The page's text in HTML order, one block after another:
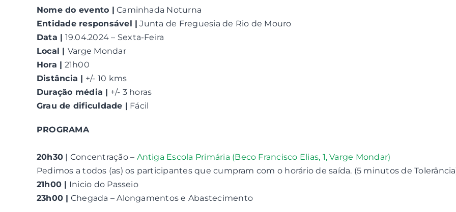
Nome do evento | Caminhada Noturna
Entidade responsável | Junta de Freguesia de Rio de Mouro
Data | 19.04.2024 – Sexta-Feira
Local | Varge Mondar
Hora | 21h00
Distância | +/- 10 kms
Duração média | +/- 3 horas
Grau de dificuldade | Fácil
PROGRAMA
20h30 | Concentração – Antiga Escola Primária (Beco Francisco Elias, 1, Varge Mondar)
Pedimos a todos (as) os participantes que cumpram com o horário de saída. (5 minutos de
21h00 | Inicio do Passeio
23h00 | Chegada – Alongamentos e Abastecimento